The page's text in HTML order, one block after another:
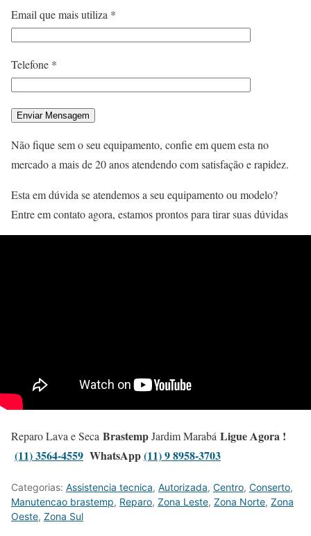
Email que mais utiliza *
Telefone *
Não fique sem o seu equipamento, confie em quem esta no
mercado a mais de 20 anos atendendo com satisfação e rapidez.
Esta em dúvida se atendemos a seu equipamento ou modelo?
Entre em contato agora, estamos prontos para tirar suas dúvidas
Reparo Lava e Seca BrastempJardim Marabá Ligue Agora !
(11) 3564-4559 WhatsApp(11) 9 8958-3703
Categorias: Assistencia tecnica, Autorizada, Centro, Conserto,
Manutencao brastemp, Reparo, Zona Leste, Zona Norte, Zona
Oeste, Zona Sul